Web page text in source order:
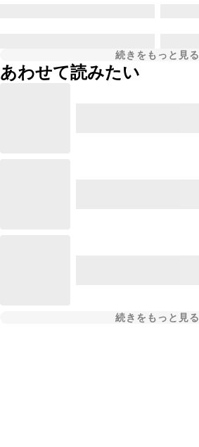
続きをもっと見る
あわせて読みたい
続きをもっと見る